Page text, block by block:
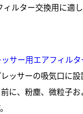
ルター交換用に適し
サー用エアフィルタ
ッサーの吸気口に
に、粉塵、微粒子